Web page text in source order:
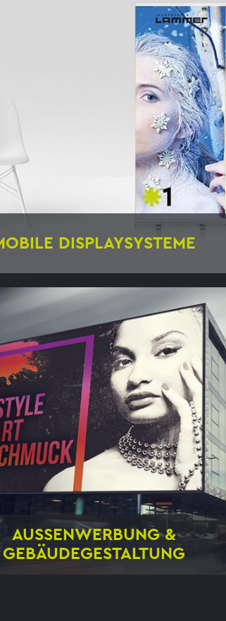
DISPLAYSYSTEME
Aufsteller
Mobile Messesysteme
AUSSENWERBUNG &
GEBÄUDEGESTALTUNG
Gebäudewerbung